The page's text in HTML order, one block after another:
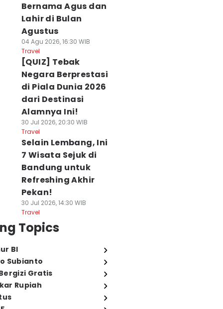
Bernama Agus dan
Lahir di Bulan
Agustus
04 Agu 2026, 16:30 WIB
Travel
[QUIZ] Tebak
Negara Berprestasi
di Piala Dunia 2026
dari Destinasi
Alamnya Ini!
30 Jul 2026, 20:30 WIB
Travel
Selain Lembang, Ini
7 Wisata Sejuk di
Bandung untuk
Refreshing Akhir
Pekan!
30 Jul 2026, 14:30 WIB
Travel
Topics
BI
Subianto
Gratis
Rupiah